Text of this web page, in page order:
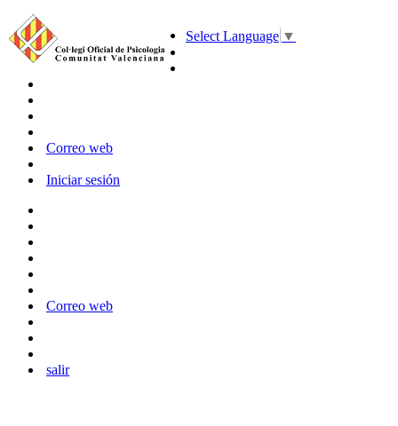
Select Language ▼
Correo web
Iniciar sesión
Correo web
salir